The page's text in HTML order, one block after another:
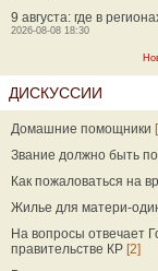
9 августа: где в
2026-08-08 18:30
ДИСКУССИИ
Домашние помощники
Звание должно быть
Как пожаловаться на
Жилье для матери-
На вопросы отвечает
правительстве КР [2]